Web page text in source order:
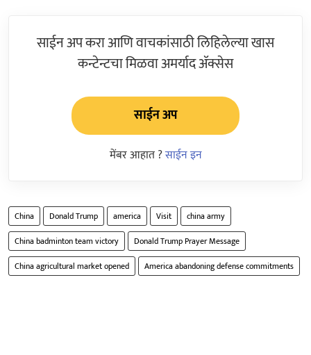
साईन अप करा आणि वाचकांसाठी लिहिलेल्या खास
कन्टेन्टचा मिळवा अमर्याद ॲक्सेस
साईन अप
मेंबर आहात ?साईन इन
China Donald Trump america Visit
china army
China badminton team victory
Donald Trump Prayer Message
China agricultural market opened
America abandoning defense commitments